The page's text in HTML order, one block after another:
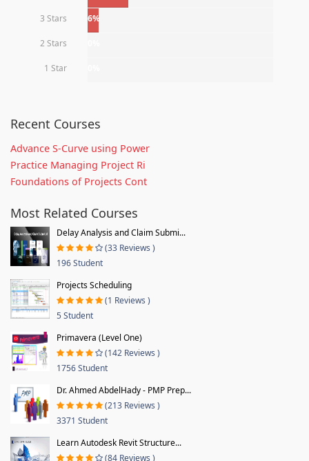
3 Stars 6%
2 Stars
1 Star
Recent Courses
Advance S-Curve using Power
Practice Managing Project Ri
Foundations of Projects Cont
Most Related Courses
Delay Analysis and Claim Submi...
(33 Reviews )
196 Student
Projects Scheduling
(1 Reviews )
5 Student
Primavera (Level One)
(142 Reviews )
1756 Student
Dr. Ahmed AbdelHady - PMP Prep...
(213 Reviews )
3371 Student
Learn Autodesk Revit Structure...
(84 Reviews )